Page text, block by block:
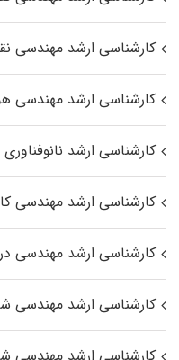
کارشناسی ارشد مهندسی
کارشناسی ارشد مهندسی
کارشناسی ارشد نانوفناوری
کارشناسی ارشد مهندسی
کارشناسی ارشد مهندسی
کارشناسی ارشد مهندسی